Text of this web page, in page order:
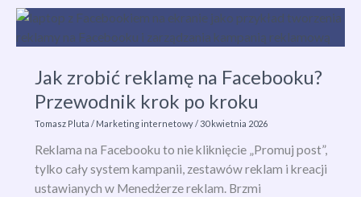
jak
działa
w
jaki
sposób
postawy
społeczne?
Jak zrobić reklamę na Facebooku?
Przewodnik krok po kroku
Tomasz Pluta/ Marketing internetowy/ 30 kwietnia 2026
Reklama na Facebooku to nie kliknięcie „Promuj post”,
tylko cały system kampanii, zestawów reklam i kreacji
ustawianych w Menedżerze reklam. Brzmi